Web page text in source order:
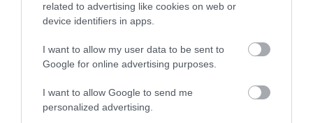
related to advertising like cookies on web or
device identifiers in apps.
I want to allow my user data to be sent to
Google for online advertising purposes.
I want to allow Google to send me
personalized advertising.
A gyönyörű babakép színű víz Asztráliától keletre, az
1300 kilométerre fekvő francia terület, Új-Kaledónia